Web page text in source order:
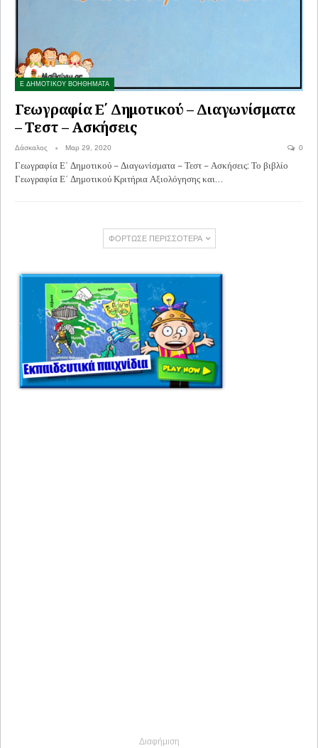
Ε ΔΗΜΟΤΙΚΟΥ ΒΟΗΘΗΜΑΤΑ
Γεωγραφία Ε΄ Δημοτικού – Διαγωνίσματα
– Τεστ – Ασκήσεις
Δάσκαλος Μαρ 29, 2020 0
Γεωγραφία Ε΄ Δημοτικού – Διαγωνίσματα – Τεστ – Ασκήσεις: Το βιβλίο
Γεωγραφία Ε΄ Δημοτικού Κριτήρια Αξιολόγησης και…
ΦΌΡΤΩΣΕ ΠΕΡΙΣΣΌΤΕΡΑ
Διαφήμιση